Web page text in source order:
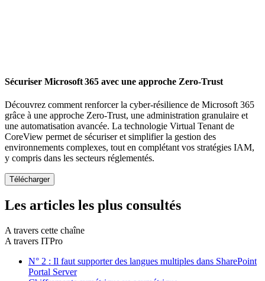
Sécuriser Microsoft 365 avec une approche Zero-Trust
Découvrez comment renforcer la cyber-résilience de Microsoft 365
grâce à une approche Zero-Trust, une administration granulaire et
une automatisation avancée. La technologie Virtual Tenant de
CoreView permet de sécuriser et simplifier la gestion des
environnements complexes, tout en complétant vos stratégies IAM,
y compris dans les secteurs réglementés.
Les articles les plus consultés
A travers cette chaîne
A travers ITPro
N° 2 : Il faut supporter des langues multiples dans SharePoint
Portal Server